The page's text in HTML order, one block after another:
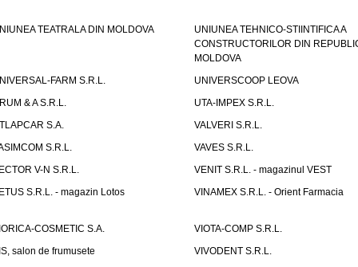
TEATRALA DIN MOLDOVA
UNIUNEA TEHNICO-STIINTIFICA A
CONSTRUCTORILOR DIN
MOLDOVA
FARM S.R.L.
UNIVERSCOOP LEOVA
& A S.R.L.
UTA-IMPEX S.R.L.
S.A.
VALVERI S.R.L.
S.R.L.
VAVES S.R.L.
V-N S.R.L.
VENIT S.R.L. - magazinul VEST
S.R.L. - magazin Lotos
VINAMEX S.R.L. - Orient Farmacia
COSMETIC S.A.
VIOTA-COMP S.R.L.
salon de frumusete
VIVODENT S.R.L.